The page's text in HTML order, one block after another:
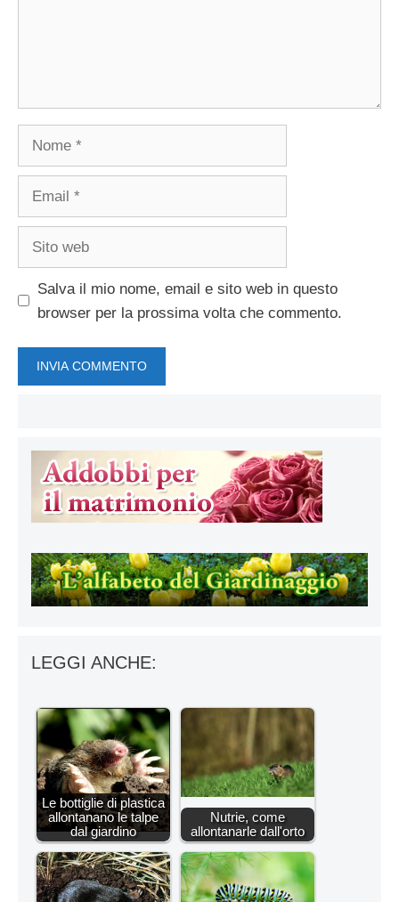
Salva il mio nome, email e sito web in questo
browser per la prossima volta che commento.
LEGGI ANCHE:
Le bottiglie di plastica
allontanano le talpe
dal giardino
Nutrie, come
allontanarle dall'orto